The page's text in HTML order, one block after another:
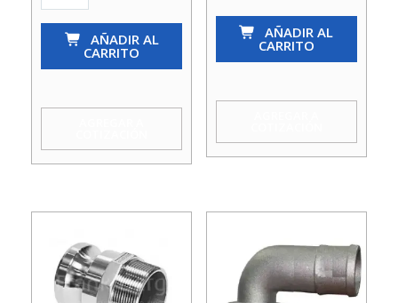
Rapido
cantidad
AÑADIR AL
CARRITO
Unión
Storz
Alum
2
cantidad
AÑADIR AL
CARRITO